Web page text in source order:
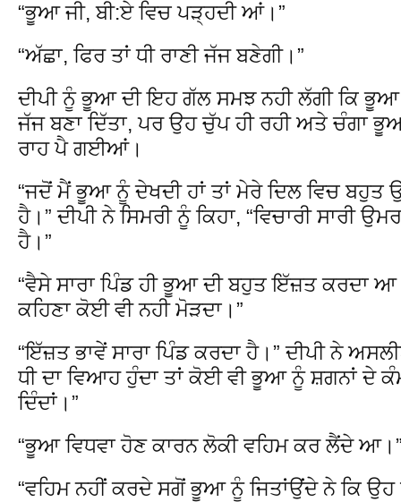
“ਭੂਆ ਜੀ, ਬੀ:ਏ ਵਿਚ ਪੜ੍ਹਦੀ ਆਂ।”
“ਅੱਛਾ, ਫਿਰ ਤਾਂ ਧੀ ਰਾਣੀ ਜੱਜ ਬਣੇਗੀ।”
ਦੀਪੀ ਨੂੰ ਭੂਆ ਦੀ ਇਹ ਗੱਲ ਸਮਝ ਨਹੀ ਲੱਗੀ ਕਿ ਭੂਆ
ਜੱਜ ਬਣਾ ਦਿੱਤਾ, ਪਰ ਉਹ ਚੁੱਪ ਹੀ ਰਹੀ ਅਤੇ ਚੰਗਾ
ਰਾਹ ਪੈ ਗਈਆਂ।
“ਜਦੋਂ ਮੈਂ ਭੂਆ ਨੂੰ ਦੇਖਦੀ ਹਾਂ ਤਾਂ ਮੇਰੇ ਦਿਲ ਵਿਚ
ਹੈ।” ਦੀਪੀ ਨੇ ਸਿਮਰੀ ਨੂੰ ਕਿਹਾ, “ਵਿਚਾਰੀ ਸਾਰੀ
ਹੈ।”
“ਵੈਸੇ ਸਾਰਾ ਪਿੰਡ ਹੀ ਭੂਆ ਦੀ ਬਹੁਤ ਇੱਜ਼ਤ ਕਰਦਾ
ਕਹਿਣਾ ਕੋਈ ਵੀ ਨਹੀ ਮੋੜਦਾ।”
“ਇੱਜ਼ਤ ਭਾਵੇਂ ਸਾਰਾ ਪਿੰਡ ਕਰਦਾ ਹੈ।” ਦੀਪੀ ਨੇ
ਧੀ ਦਾ ਵਿਆਹ ਹੁੰਦਾ ਤਾਂ ਕੋਈ ਵੀ ਭੂਆ ਨੂੰ ਸ਼ਗਨਾਂ ਦੇ
ਦਿੰਦਾਂ।”
“ਭੂਆ ਵਿਧਵਾ ਹੋਣ ਕਾਰਨ ਲੋਕੀ ਵਹਿਮ ਕਰ ਲੈਂਦੇ
“ਵਹਿਮ ਨਹੀਂ ਕਰਦੇ ਸਗੋਂ ਭੂਆ ਨੂੰ ਜਿਤਾਂਉਂਦੇ ਨੇ ਕਿ ਉਹ